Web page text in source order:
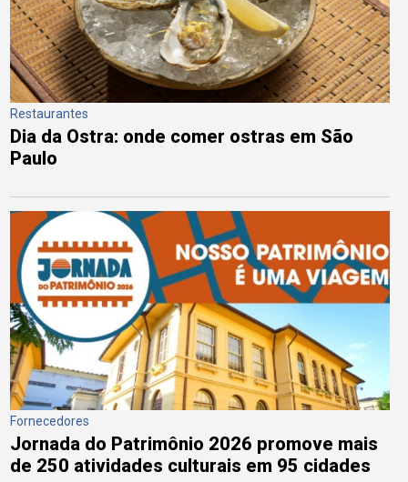
Restaurantes
Dia da Ostra: onde comer ostras em São
Paulo
Fornecedores
Jornada do Patrimônio 2026 promove mais
de 250 atividades culturais em 95 cidades